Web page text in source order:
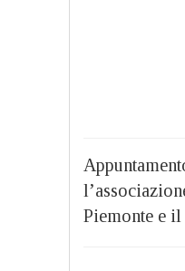
Piemonte e